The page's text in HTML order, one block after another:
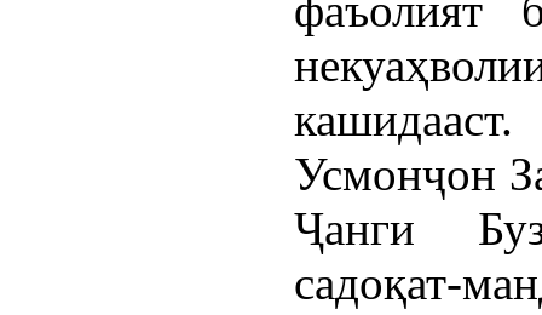
кашидааст.
Усмонҷон
Ҷанги